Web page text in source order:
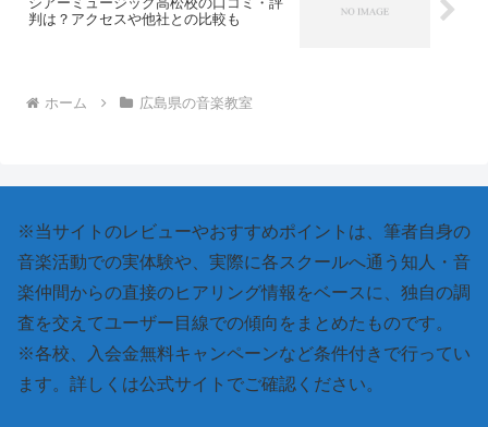
判は？アクセスや他社との比較も
ホーム 広島県の音楽教室
※当サイトのレビューやおすすめポイントは、筆者自身の
音楽活動での実体験や、実際に各スクールへ通う知人・音
楽仲間からの直接のヒアリング情報をベースに、独自の調
査を交えてユーザー目線での傾向をまとめたものです。
※各校、入会金無料キャンペーンなど条件付きで行ってい
ます。詳しくは公式サイトでご確認ください。